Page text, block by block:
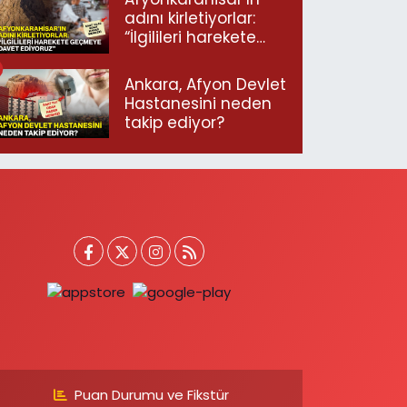
adını kirletiyorlar:
“İlgilileri harekete
ediyoruz”
Ankara, Afyon Devlet
Hastanesini neden
takip ediyor?
Puan Durumu ve Fikstür